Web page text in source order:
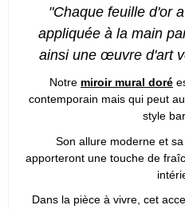
"Chaque feuille d'or
appliquée à la main
ainsi une œuvre d'art
Notre miroir mural doré
contemporain mais qui peut
style
Son allure moderne et
apporteront une touche de
Dans la pièce à vivre, cet